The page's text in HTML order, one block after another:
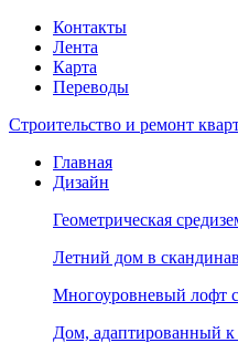
Контакты
Лента
Карта
Переводы
Строительство и ремонт
Главная
Дизайн
Геометрическая
Летний дом в
Многоуровневый лофт
Дом, адаптированный к